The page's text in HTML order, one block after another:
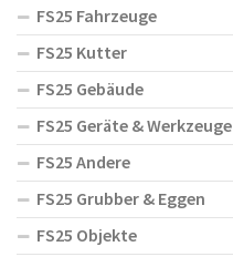
FS25 Fahrzeuge
FS25 Kutter
FS25 Gebäude
FS25 Geräte & Werkzeuge
FS25 Andere
FS25 Grubber & Eggen
FS25 Objekte